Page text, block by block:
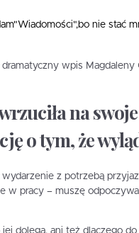
nie stać
wpis Magdaleny
na
o tym, że
wydarzenie z potrzebą
w pracy – muszę
jej dolega, ani też dlaczego do